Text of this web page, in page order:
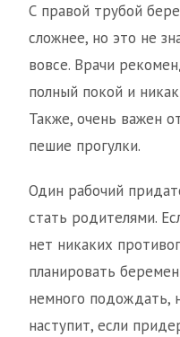
С правой трубой
сложнее, но это не
вовсе. Врачи
полный покой и
Также, очень важен
пешие прогулки.
Один рабочий
стать родителями.
нет никаких
планировать
немного подождать,
наступит, если